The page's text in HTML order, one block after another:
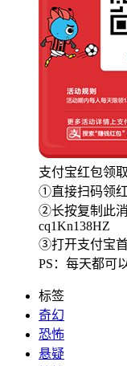
支付宝红包领取
①直接扫码领
②长按复制此消
cq1Kn138HZ
③打开支付宝
PS：每天都可
标签
奇幻
恐怖
悬疑